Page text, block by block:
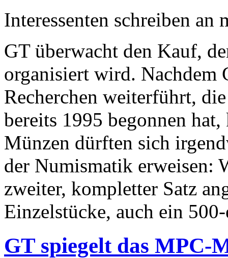
Interessenten schreiben
GT überwacht den Kauf,
organisiert wird. Nachdem
Recherchen weiterführt,
bereits 1995 begonnen
Münzen dürften sich
der Numismatik erweisen:
zweiter, kompletter Satz
Einzelstücke, auch ein
GT spiegelt das MPC-